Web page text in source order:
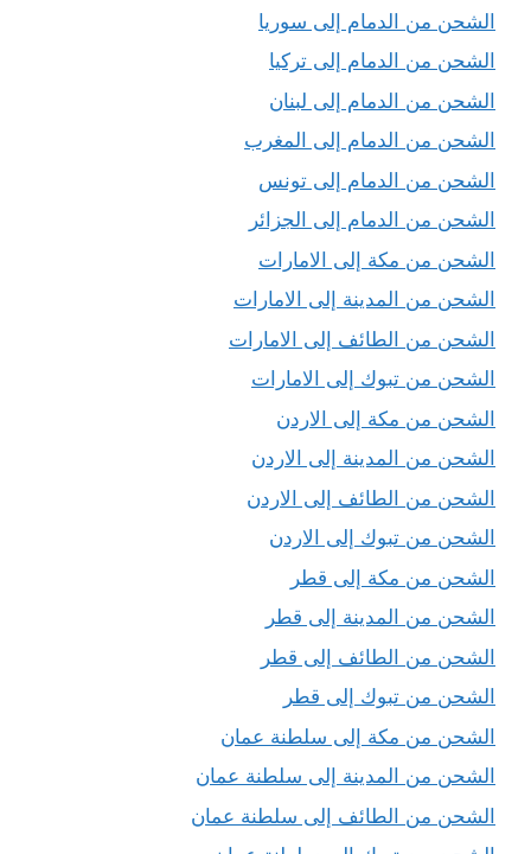
الشحن من الدمام إلى سوريا
الشحن من الدمام إلى تركيا
الشحن من الدمام إلى لبنان
الشحن من الدمام إلى المغرب
الشحن من الدمام إلى تونس
الشحن من الدمام إلى الجزائر
الشحن من مكة إلى الامارات
الشحن من المدينة إلى الامارات
الشحن من الطائف إلى الامارات
الشحن من تبوك إلى الامارات
الشحن من مكة إلى الاردن
الشحن من المدينة إلى الاردن
الشحن من الطائف إلى الاردن
الشحن من تبوك إلى الاردن
الشحن من مكة إلى قطر
الشحن من المدينة إلى قطر
الشحن من الطائف إلى قطر
الشحن من تبوك إلى قطر
الشحن من مكة إلى سلطنة عمان
الشحن من المدينة إلى سلطنة عمان
الشحن من الطائف إلى سلطنة عمان